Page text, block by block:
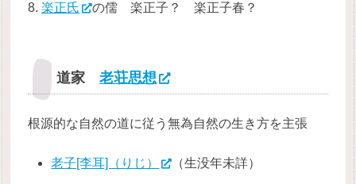
8.楽正氏 の儒 楽正子？ 楽正子春？
道家老荘思想
根源的な自然の道に従う無為自然の生き方を主張
老子[李耳]（りじ） （生没年未詳）